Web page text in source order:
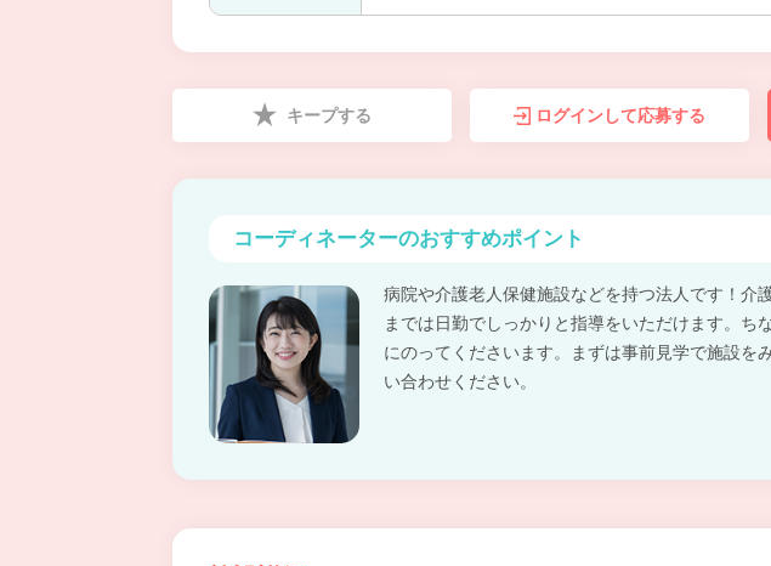
キープする ログインして応募する
コーディネーターのおすすめポイント
病院や介護老人保健施設などを持つ法人です！介
までは日勤でしっかりと指導をいただけます。ち
にのってくださいます。まずは事前見学で施設を
い合わせください。